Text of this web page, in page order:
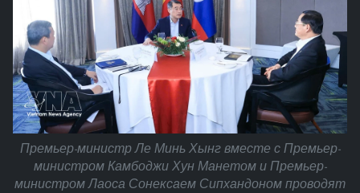
Премьер-министр Ле Минь Хынг вместе с Премьер-
министром Камбоджи Хун Манетом и Премьер-
министром Лаоса Сонексаем Сипхандоном проводят